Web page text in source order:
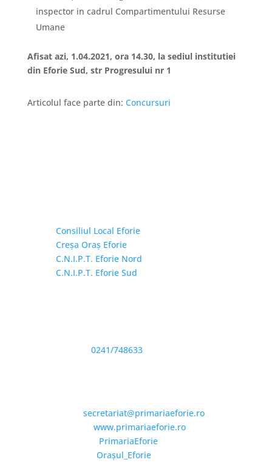
inspector in cadrul Compartimentului Resurse
Umane
Afisat azi, 1.04.2021, ora 14.30, la sediul institutiei
din Eforie Sud, str Progresului nr 1
Articolul face parte din: Concursuri
Consiliul Local Eforie
Creșa Oraș Eforie
C.N.I.P.T. Eforie Nord
C.N.I.P.T. Eforie Sud
0241/748633
secretariat@primariaeforie.ro
www.primariaeforie.ro
PrimariaEforie
Oraşul_Eforie